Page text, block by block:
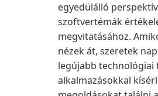
egyedülálló
szoftvertémák
megvitatásához.
nézek át, szeretek
legújabb technológiai
alkalmazásokkal